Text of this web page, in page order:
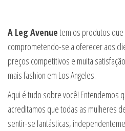
A Leg Avenuetem os produtos
comprometendo-se a oferecer aos
preços competitivos e muita
mais fashion em Los Angeles.
Aqui é tudo sobre você! Entendemos
acreditamos que todas as mulheres
sentir-se fantásticas,